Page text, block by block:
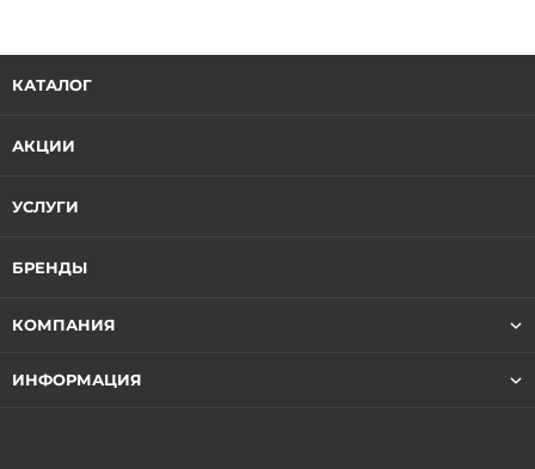
КАТАЛОГ
АКЦИИ
УСЛУГИ
БРЕНДЫ
КОМПАНИЯ
ИНФОРМАЦИЯ